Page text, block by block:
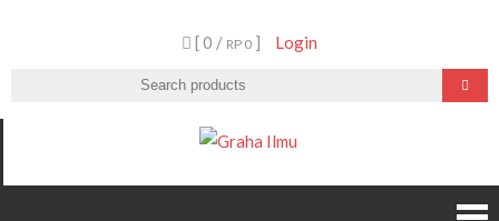
[ 0 / RP 0 ] Login